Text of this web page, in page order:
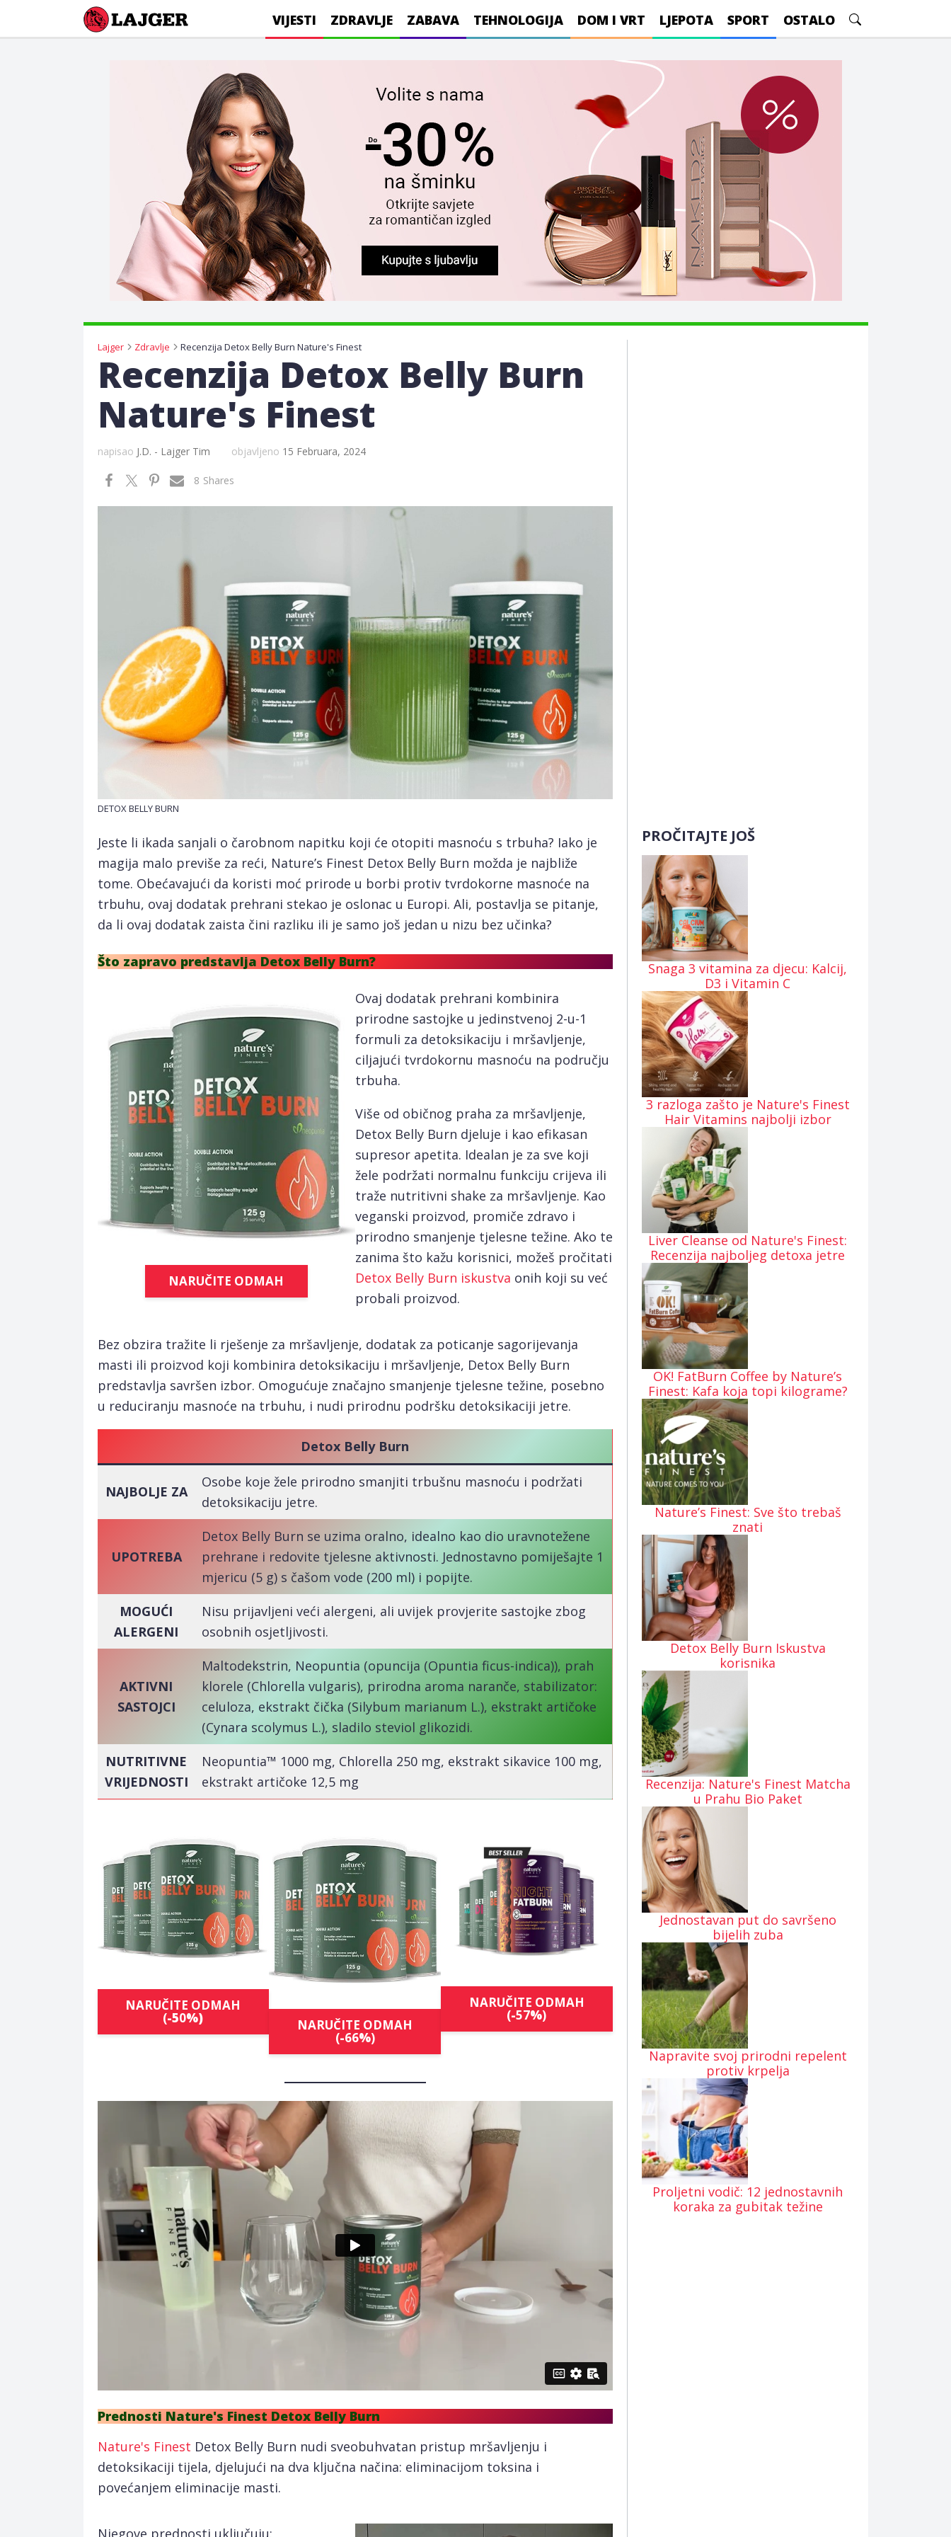
Lajger VIJESTI ZDRAVLJE ZABAVA TEHNOLOGIJA DOM I VRT LJEPOTA SPORT OSTALO
Lajger Zdravlje Recenzija Detox Belly Burn Nature's Finest
Recenzija Detox Belly Burn
Nature's Finest
napisao J.D. - Lajger Tim objavljeno 15 Februara, 2024
Shares
8
DETOX BELLY BURN
Jeste li ikada sanjali o čarobnom napitku koji će otopiti masnoću s trbuha? Iako je
magija malo previše za reći, Nature’s Finest Detox Belly Burn možda je najbliže
tome. Obećavajući da koristi moć prirode u borbi protiv tvrdokorne masnoće na
trbuhu, ovaj dodatak prehrani stekao je oslonac u Europi. Ali, postavlja se pitanje,
da li ovaj dodatak zaista čini razliku ili je samo još jedan u nizu bez učinka?
Što zapravo predstavlja Detox Belly Burn?
NARUČITE ODMAH
Ovaj dodatak prehrani kombinira
prirodne sastojke u jedinstvenoj 2-u-1
formuli za detoksikaciju i mršavljenje,
ciljajući tvrdokornu masnoću na području
trbuha.
Više od običnog praha za mršavljenje,
Detox Belly Burn djeluje i kao efikasan
supresor apetita. Idealan je za sve koji
žele podržati normalnu funkciju crijeva ili
traže nutritivni shake za mršavljenje. Kao
veganski proizvod, promiče zdravo i
prirodno smanjenje tjelesne težine. Ako te
zanima što kažu korisnici, možeš pročitati
Detox Belly Burn iskustva onih koji su već
probali proizvod.
Bez obzira tražite li rješenje za mršavljenje, dodatak za poticanje sagorijevanja
masti ili proizvod koji kombinira detoksikaciju i mršavljenje, Detox Belly Burn
predstavlja savršen izbor. Omogućuje značajno smanjenje tjelesne težine, posebno
u reduciranju masnoće na trbuhu, i nudi prirodnu podršku detoksikaciji jetre.
Detox Belly Burn
NAJBOLJE ZA
Osobe koje žele prirodno smanjiti trbušnu masnoću i podržati
detoksikaciju jetre.
UPOTREBA
Detox Belly Burn se uzima oralno, idealno kao dio uravnotežene
prehrane i redovite tjelesne aktivnosti. Jednostavno pomiješajte 1
mjericu (5 g) s čašom vode (200 ml) i popijte.
MOGUĆI
ALERGENI
Nisu prijavljeni veći alergeni, ali uvijek provjerite sastojke zbog
osobnih osjetljivosti.
AKTIVNI
SASTOJCI
Maltodekstrin, Neopuntia (opuncija (Opuntia ficus-indica)), prah
klorele (Chlorella vulgaris), prirodna aroma naranče, stabilizator:
celuloza, ekstrakt čička (Silybum marianum L.), ekstrakt artičoke
(Cynara scolymus L.), sladilo steviol glikozidi.
NUTRITIVNE
VRIJEDNOSTI
Neopuntia™ 1000 mg, Chlorella 250 mg, ekstrakt sikavice 100 mg,
ekstrakt artičoke 12,5 mg
NARUČITE ODMAH
(-50%) NARUČITE ODMAH
(-66%)
NARUČITE ODMAH
(-57%)
Prednosti Nature's Finest Detox Belly Burn
Nature's Finest Detox Belly Burn nudi sveobuhvatan pristup mršavljenju i
detoksikaciji tijela, djelujući na dva ključna načina: eliminacijom toksina i
povećanjem eliminacije masti.
PROČITAJTE JOŠ
Snaga 3 vitamina za djecu: Kalcij,
D3 i Vitamin C
3 razloga zašto je Nature's Finest
Hair Vitamins najbolji izbor
Liver Cleanse od Nature's Finest:
Recenzija najboljeg detoxa jetre
OK! FatBurn Coffee by Nature’s
Finest: Kafa koja topi kilograme?
Nature’s Finest: Sve što trebaš
znati
Detox Belly Burn Iskustva
korisnika
Recenzija: Nature's Finest Matcha
u Prahu Bio Paket
Jednostavan put do savršeno
bijelih zuba
Napravite svoj prirodni repelent
protiv krpelja
Proljetni vodič: 12 jednostavnih
koraka za gubitak težine